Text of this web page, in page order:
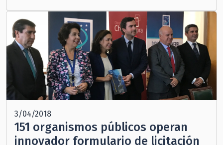
3/04/2018
151 organismos públicos operan
innovador formulario de licitación